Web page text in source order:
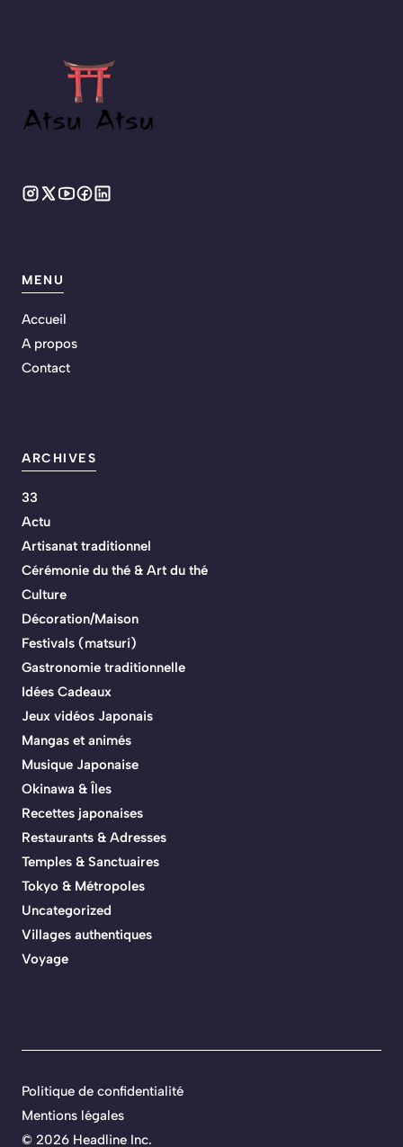
MENU
Accueil
A propos
Contact
ARCHIVES
33
Actu
Artisanat traditionnel
Cérémonie du thé & Art du thé
Culture
Décoration/Maison
Festivals (matsuri)
Gastronomie traditionnelle
Idées Cadeaux
Jeux vidéos Japonais
Mangas et animés
Musique Japonaise
Okinawa & Îles
Recettes japonaises
Restaurants & Adresses
Temples & Sanctuaires
Tokyo & Métropoles
Uncategorized
Villages authentiques
Voyage
© 2026 Headline Inc.
Politique de confidentialité
Mentions légales